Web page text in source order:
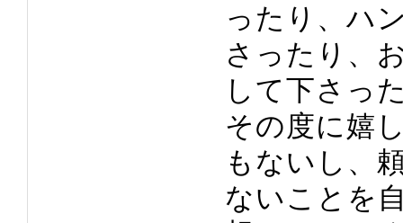
ったり、ハ
さったり、
して下さっ
その度に嬉
もないし、
ないことを